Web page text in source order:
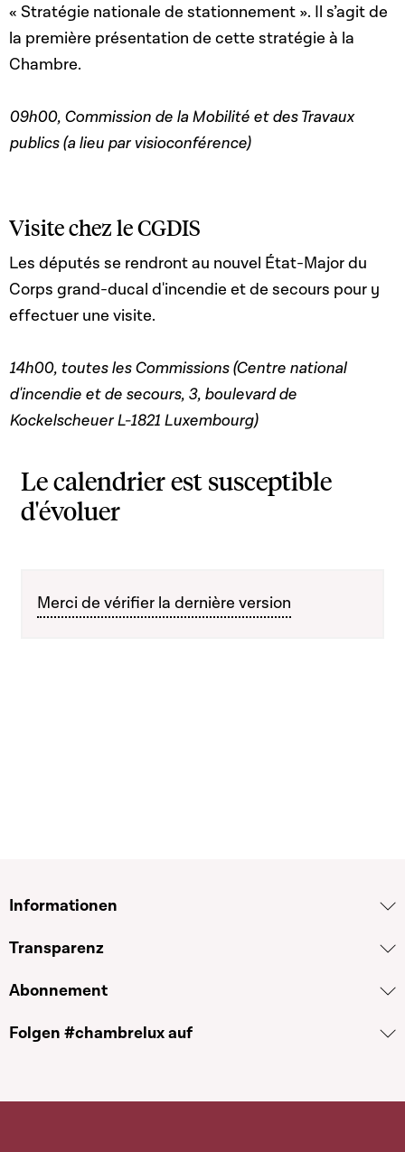
« Stratégie nationale de stationnement ». Il s’agit de
la première présentation de cette stratégie à la
Chambre.
09h00, Commission de la Mobilité et des Travaux
publics (a lieu par visioconférence)
Visite chez le CGDIS
Les députés se rendront au nouvel État-Major du
Corps grand-ducal d'incendie et de secours pour y
effectuer une visite.
14h00, toutes les Commissions (Centre national
d'incendie et de secours, 3, boulevard de
Kockelscheuer L-1821 Luxembourg)
Le calendrier est susceptible
d'évoluer
Merci de vérifier la dernière version
Informationen
Transparenz
Abonnement
Folgen #chambrelux auf